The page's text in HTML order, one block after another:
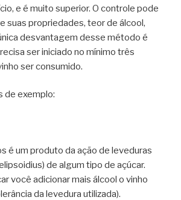
e é muito superior. O controle pode
suas propriedades, teor de álcool,
desvantagem desse método é
ser iniciado no mínimo três
ser consumido.
de exemplo:
é um produto da ação de leveduras
de algum tipo de açúcar.
você adicionar mais álcool o vinho
da levedura utilizada).